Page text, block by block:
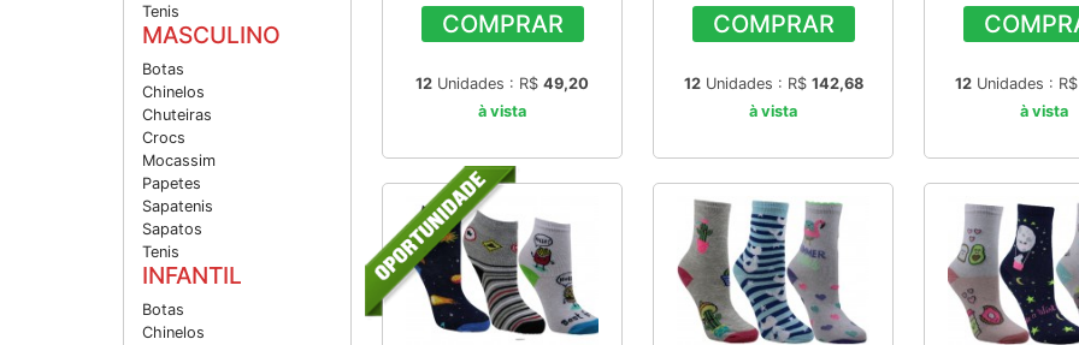
Tenis
MASCULINO
Botas
Chinelos
Chuteiras
Crocs
Mocassim
Papetes
Sapatenis
Sapatos
Tenis
INFANTIL
Botas
Chinelos
COMPRAR
12 Unidades : R$ 49,20
à vista
COMPRAR
12Unidades : R$ 142,68
à vista
12Unidades : R$
à vista